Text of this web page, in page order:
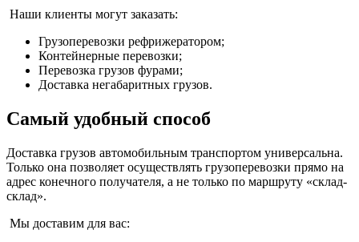
Наши клиенты могут заказать:
Грузоперевозки рефрижератором;
Контейнерные перевозки;
Перевозка грузов фурами;
Доставка негабаритных грузов.
Самый удобный способ
Доставка грузов автомобильным транспортом универсальна.
Только она позволяет осуществлять грузоперевозки прямо на
адрес конечного получателя, а не только по маршруту «склад-
склад».
Мы доставим для вас: